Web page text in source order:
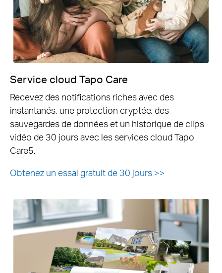
Service cloud Tapo Care
Recevez des notifications riches avec des
instantanés, une protection cryptée, des
sauvegardes de données et un historique de clips
vidéo de 30 jours avec les services cloud Tapo
Care5.
Obtenez un essai gratuit de 30 jours >>